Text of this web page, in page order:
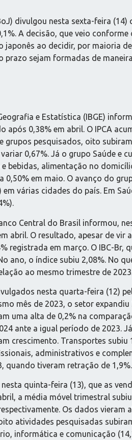
divulgou nesta sexta-feira
A decisão, que veio
ao decidir, por maioria
sejam formadas de
e Estatística (IBGE)
0,38% em abril. O IPCA
grupos pesquisados, oito
0,67%. Já o grupo Saúde
bebidas, alimentação no
em maio. O avanço do
várias cidades do país. Em
Central do Brasil informou,
abril. O resultado, apesar de
registrada em março. O IBC-Br,
ano, o índice subiu 2,08%. No
ao mesmo trimestre de
nesta quarta-feira (12)
mês de 2023, o setor
uma alta de 0,2% na
ante a igual período de 2023.
crescimento. Transportes
administrativos e
quando tiveram retração de 1,9%.
nesta quinta-feira (13), que as
a média móvel trimestral
Os dados
atividades pesquisadas
informática e comunicação